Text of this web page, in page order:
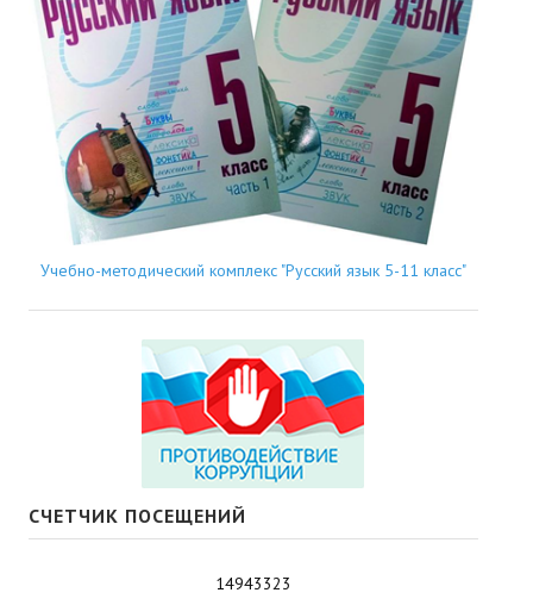
Учебно-методический комплекс "Русский язык 5-11 класс"
СЧЕТЧИК ПОСЕЩЕНИЙ
14943323